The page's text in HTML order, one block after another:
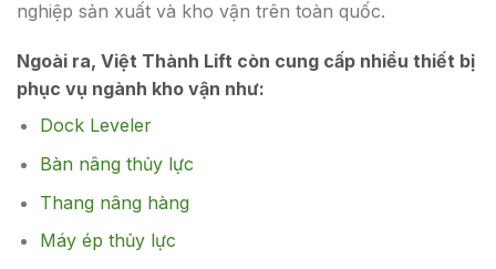
nghiệp sản xuất và kho vận trên toàn quốc.
Ngoài ra, Việt Thành Lift còn cung cấp nhiều thiết bị
phục vụ ngành kho vận như:
Dock Leveler
Bàn nâng thủy lực
Thang nâng hàng
Máy ép thủy lực